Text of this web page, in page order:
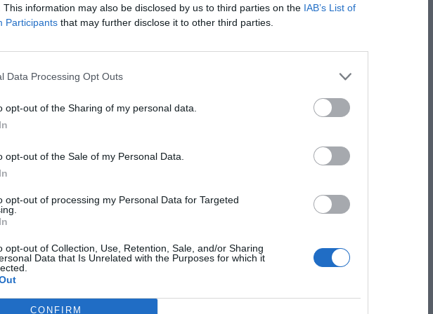
This information may also be disclosed by us to third parties on the IAB’s List of
Participants that may further disclose it to other third parties.
Data Processing Opt Outs
opt-out of the Sharing of my personal data.
opt-out of the Sale of my Personal Data.
opt-out of processing my Personal Data for Targeted
opt-out of Collection, Use, Retention, Sale, and/or Sharing
Data that Is Unrelated with the Purposes for which it
CONFIRM
de vigilància, s'han detectat fins a una
corresponent llicència.
il·legals, els taxistes plantegen altres
de les pilones a una rampa per facilitar
amb els carretons i, també, una nova
ordinari de la resta de modalitats de transport
d'actualitat
ACTIVAR ARA